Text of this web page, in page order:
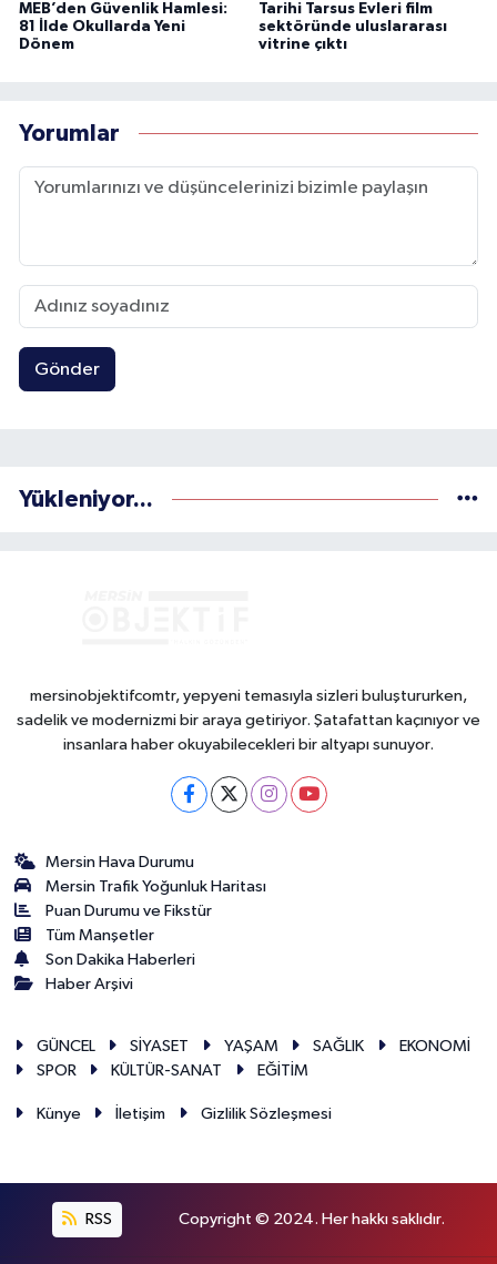
MEB’den Güvenlik Hamlesi:
81 İlde Okullarda Yeni
Dönem
Tarihi Tarsus Evleri film
sektöründe uluslararası
vitrine çıktı
Yorumlar
Gönder
Yükleniyor...
mersinobjektifcomtr, yepyeni temasıyla sizleri buluştururken,
sadelik ve modernizmi bir araya getiriyor. Şatafattan kaçınıyor ve
insanlara haber okuyabilecekleri bir altyapı sunuyor.
Mersin Hava Durumu
Mersin Trafik Yoğunluk Haritası
Puan Durumu ve Fikstür
Tüm Manşetler
Son Dakika Haberleri
Haber Arşivi
GÜNCEL SİYASET YAŞAM SAĞLIK
EKONOMİ
SPOR
KÜLTÜR-SANAT EĞİTİM
Künye İletişim Gizlilik Sözleşmesi
RSS Copyright © 2024. Her hakkı saklıdır.